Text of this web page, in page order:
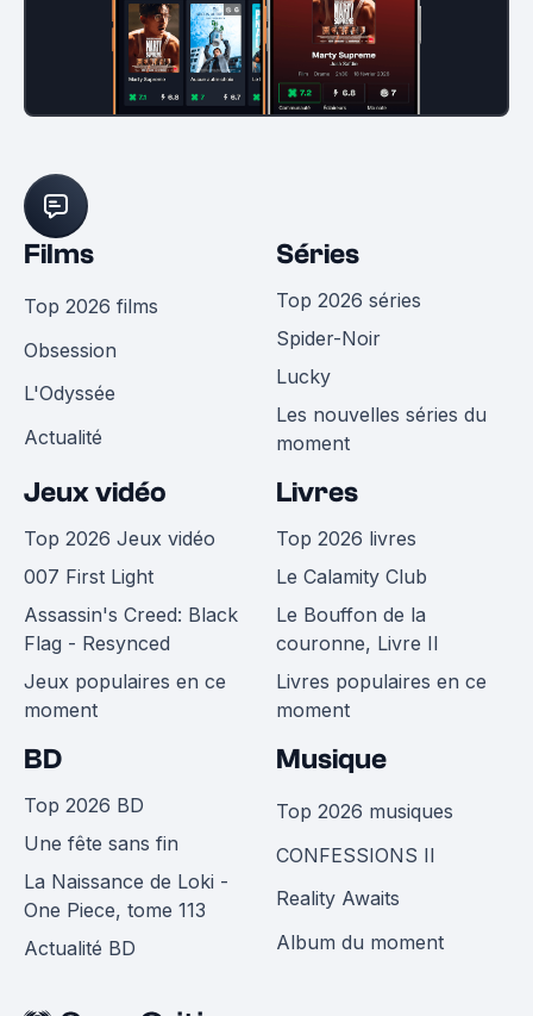
Films
Top 2026 films
Obsession
L'Odyssée
Actualité
Séries
Top 2026 séries
Spider-Noir
Lucky
Les nouvelles séries du
moment
Jeux vidéo
Top 2026 Jeux vidéo
007 First Light
Assassin's Creed: Black
Flag - Resynced
Jeux populaires en ce
moment
Livres
Top 2026 livres
Le Calamity Club
Le Bouffon de la
couronne, Livre II
Livres populaires en ce
moment
BD
Top 2026 BD
Une fête sans fin
La Naissance de Loki -
One Piece, tome 113
Actualité BD
Musique
Top 2026 musiques
CONFESSIONS II
Reality Awaits
Album du moment